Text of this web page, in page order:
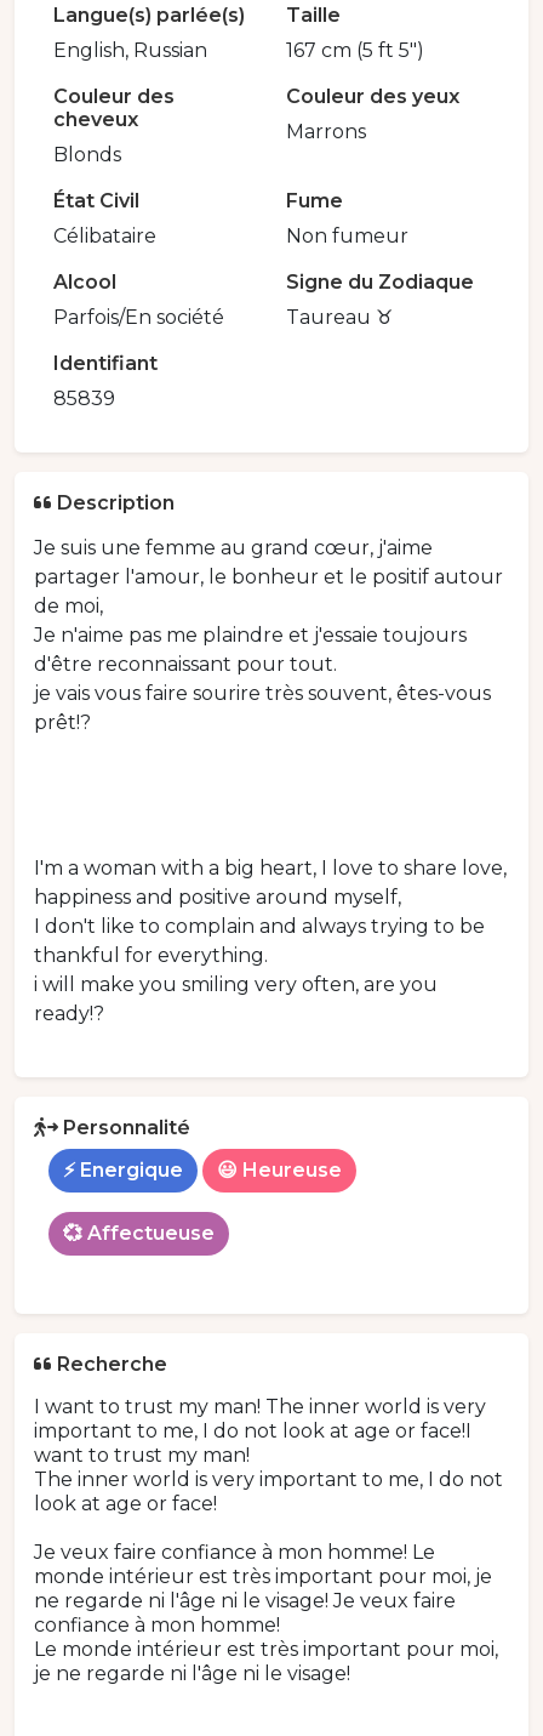
Langue(s) parlée(s)
English, Russian
Taille
167 cm (5 ft 5")
Couleur des
cheveux
Blonds
Couleur des yeux
Marrons
État Civil
Célibataire
Fume
Non fumeur
Alcool
Parfois/En société
Signe du Zodiaque
Taureau ♉️
Identifiant
85839
Description
Je suis une femme au grand cœur, j'aime
partager l'amour, le bonheur et le positif autour
de moi,
Je n'aime pas me plaindre et j'essaie toujours
d'être reconnaissant pour tout.
je vais vous faire sourire très souvent, êtes-vous
prêt!?
I'm a woman with a big heart, I love to share love,
happiness and positive around myself,
I don't like to complain and always trying to be
thankful for everything.
i will make you smiling very often, are you
ready!?
Personnalité
⚡ Energique
😃 Heureuse
💞 Affectueuse
Recherche
I want to trust my man! The inner world is very
important to me, I do not look at age or face!I
want to trust my man!
The inner world is very important to me, I do not
look at age or face!
Je veux faire confiance à mon homme! Le
monde intérieur est très important pour moi, je
ne regarde ni l'âge ni le visage! Je veux faire
confiance à mon homme!
Le monde intérieur est très important pour moi,
je ne regarde ni l'âge ni le visage!